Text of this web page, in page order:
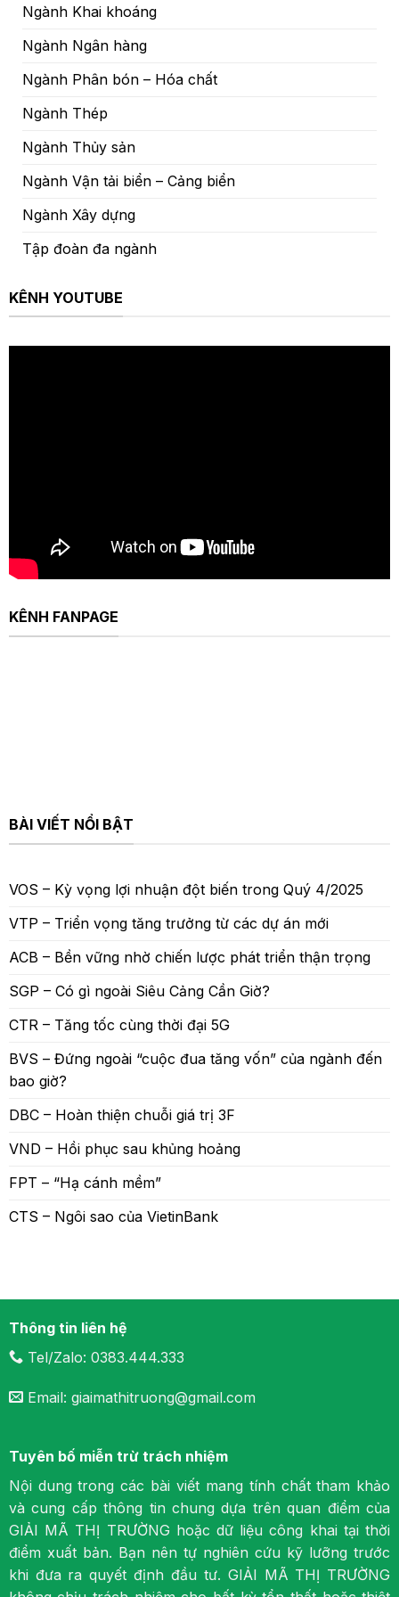
Ngành Khai khoáng
Ngành Ngân hàng
Ngành Phân bón – Hóa chất
Ngành Thép
Ngành Thủy sản
Ngành Vận tải biển – Cảng biển
Ngành Xây dựng
Tập đoàn đa ngành
KÊNH YOUTUBE
KÊNH FANPAGE
BÀI VIẾT NỔI BẬT
VOS – Kỳ vọng lợi nhuận đột biến trong Quý 4/2025
VTP – Triển vọng tăng trưởng từ các dự án mới
ACB – Bền vững nhờ chiến lược phát triển thận trọng
SGP – Có gì ngoài Siêu Cảng Cần Giờ?
CTR – Tăng tốc cùng thời đại 5G
BVS – Đứng ngoài “cuộc đua tăng vốn” của ngành đến
bao giờ?
DBC – Hoàn thiện chuỗi giá trị 3F
VND – Hồi phục sau khủng hoảng
FPT – “Hạ cánh mềm”
CTS – Ngôi sao của VietinBank
Thông tin liên hệ
Tel/Zalo: 0383.444.333
Email: giaimathitruong@gmail.com
Tuyên bố miễn trừ trách nhiệm
Nội dung trong các bài viết mang tính chất tham khảo
và cung cấp thông tin chung dựa trên quan điểm của
GIẢI MÃ THỊ TRƯỜNG hoặc dữ liệu công khai tại thời
điểm xuất bản. Bạn nên tự nghiên cứu kỹ lưỡng trước
khi đưa ra quyết định đầu tư. GIẢI MÃ THỊ TRƯỜNG